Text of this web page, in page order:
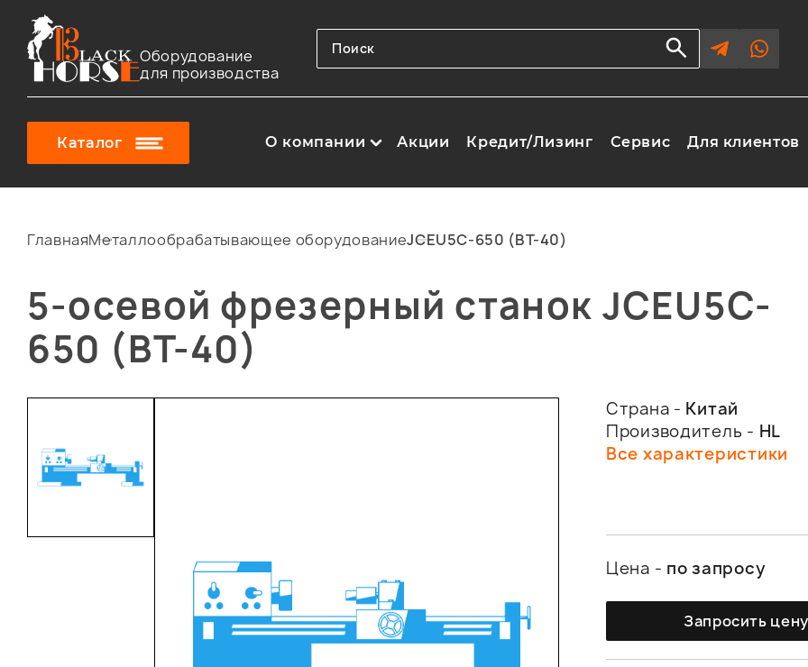
Оборудование
для производства
Каталог О компании Акции Кредит/Лизинг Сервис Для клиентов
ГлавнаяМеталлообрабатывающее оборудованиеJCEU5C-650 (BT-40)
5-осевой фрезерный станок JCEU5C-
650 (BT-40)
Страна - Китай
Производитель - HL
Все характеристики
Цена - по запросу
Запросить цену